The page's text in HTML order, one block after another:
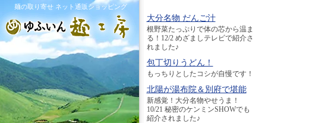
麺の取り寄せ ネット通販ショッピング
大分名物 だんご汁
根野菜たっぷりで体の芯から温ま
る！12/2 めざましテレビで紹介さ
れました♪
包丁切りうどん！
もっちりとしたコシが自慢です！
北陽が湯布院＆別府で堪能
新感覚！大分名物やせうま！
10/21 秘密のケンミンSHOWでも
紹介されました♪